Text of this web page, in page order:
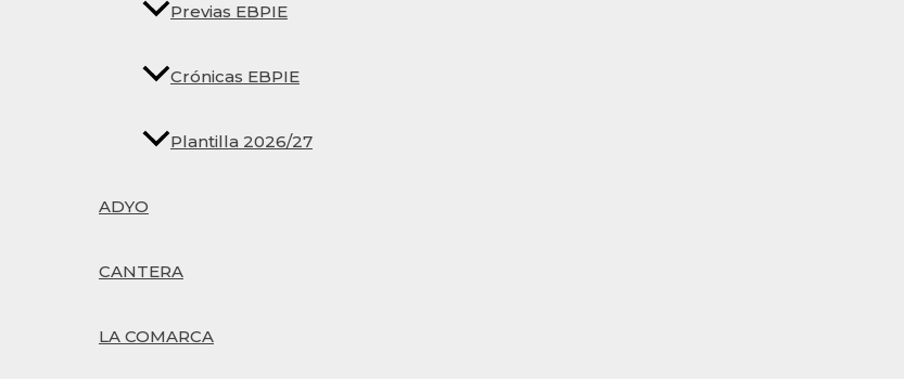
Previas EBPIE
Crónicas EBPIE
Plantilla 2026/27
ADYO
CANTERA
LA COMARCA